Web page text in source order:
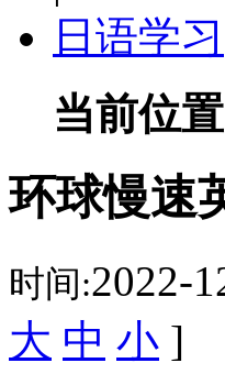
日语学习
当前位
环球慢速
时间:2022-
大 中 小 ]